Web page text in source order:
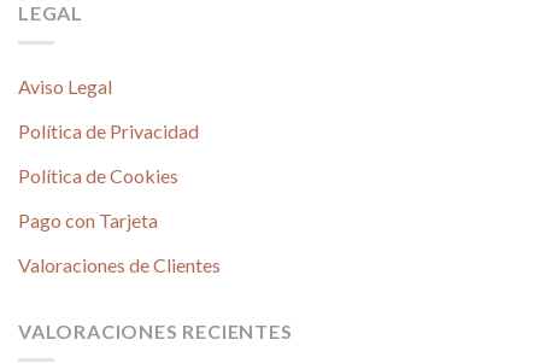
LEGAL
Aviso Legal
Política de Privacidad
Política de Cookies
Pago con Tarjeta
Valoraciones de Clientes
VALORACIONES RECIENTES